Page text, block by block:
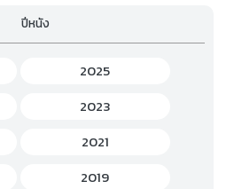
ปีหนัง
2025
2023
2021
2019